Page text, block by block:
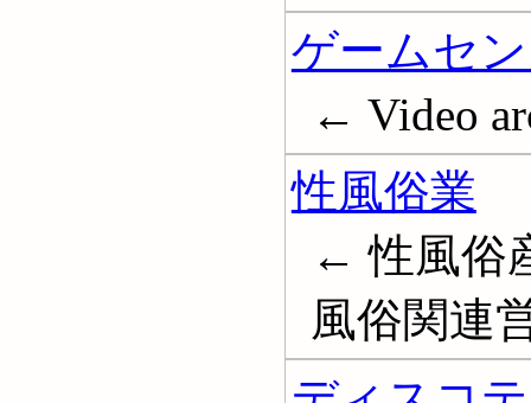
ゲームセ
← Video
性風俗業
← 性風俗
風俗関連